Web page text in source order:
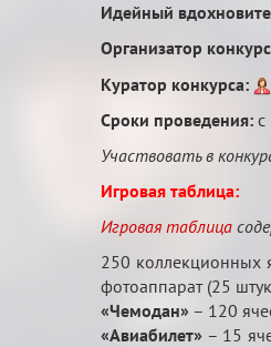
Идейный
Организатор
Куратор конкурса:
Сроки проведения: с
Участвовать в
Игровая таблица:
Игровая таблица
250 коллекционных
фотоаппарат (25
«Чемодан» – 120
«Авиабилет» – 15